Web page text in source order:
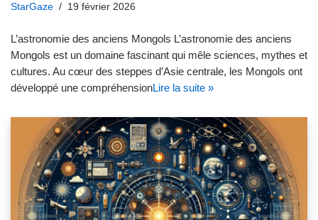
StarGaze 19 février 2026
L’astronomie des anciens Mongols L’astronomie des anciens
Mongols est un domaine fascinant qui mêle sciences, mythes et
cultures. Au cœur des steppes d’Asie centrale, les Mongols ont
développé une compréhensionLire la suite »